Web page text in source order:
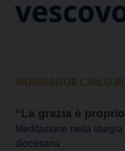
MONSIGNOR CARLO
“La grazia è
Meditazione nella
diocesana